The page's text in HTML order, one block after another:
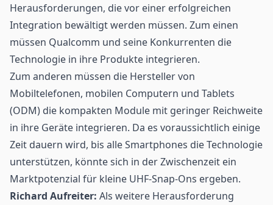
Herausforderungen, die vor einer erfolgreichen
Integration bewältigt werden müssen. Zum einen
müssen Qualcomm und seine Konkurrenten die
Technologie in ihre Produkte integrieren.
Zum anderen müssen die Hersteller von
Mobiltelefonen, mobilen Computern und Tablets
(ODM) die kompakten Module mit geringer Reichweite
in ihre Geräte integrieren. Da es voraussichtlich einige
Zeit dauern wird, bis alle Smartphones die Technologie
unterstützen, könnte sich in der Zwischenzeit ein
Marktpotenzial für kleine UHF-Snap-Ons ergeben.
Richard Aufreiter: Als weitere Herausforderung